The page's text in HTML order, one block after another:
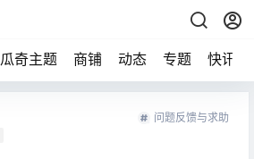
瓜奇主题 商铺 动态 专题 快讯
问题反馈与求助